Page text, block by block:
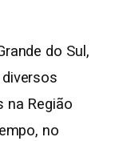
do Sul,
na Região
no